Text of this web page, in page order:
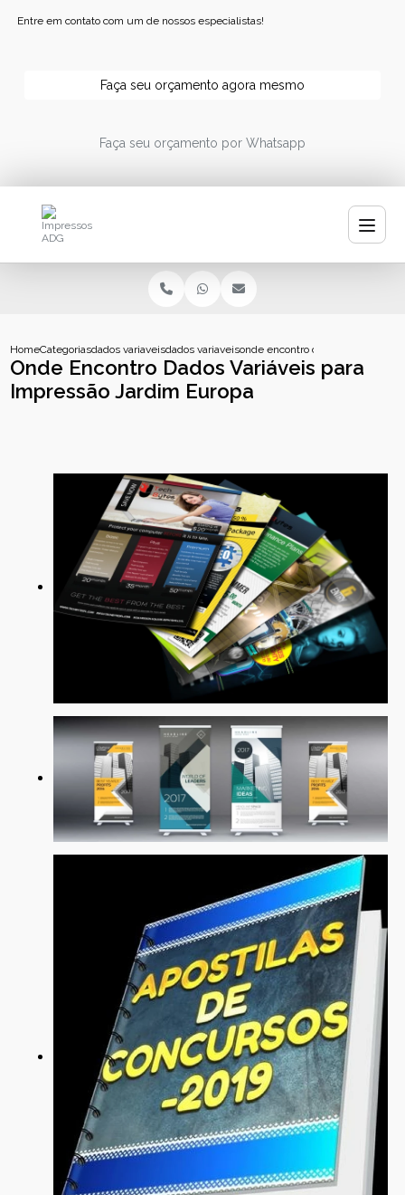
Entre em contato com um de nossos especialistas!
Faça seu orçamento agora mesmo
Faça seu orçamento por Whatsapp
HomeCategoriasdados variaveisdados variaveis impressaoonde encontro dados variaveis
Onde Encontro Dados Variáveis para
Impressão Jardim Europa